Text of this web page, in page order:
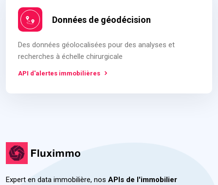
Données de géodécision
Des données géolocalisées pour des analyses et
recherches à échelle chirurgicale
API d'alertes immobilières
Expert en data immobilière, nos APIs de l'immobilier